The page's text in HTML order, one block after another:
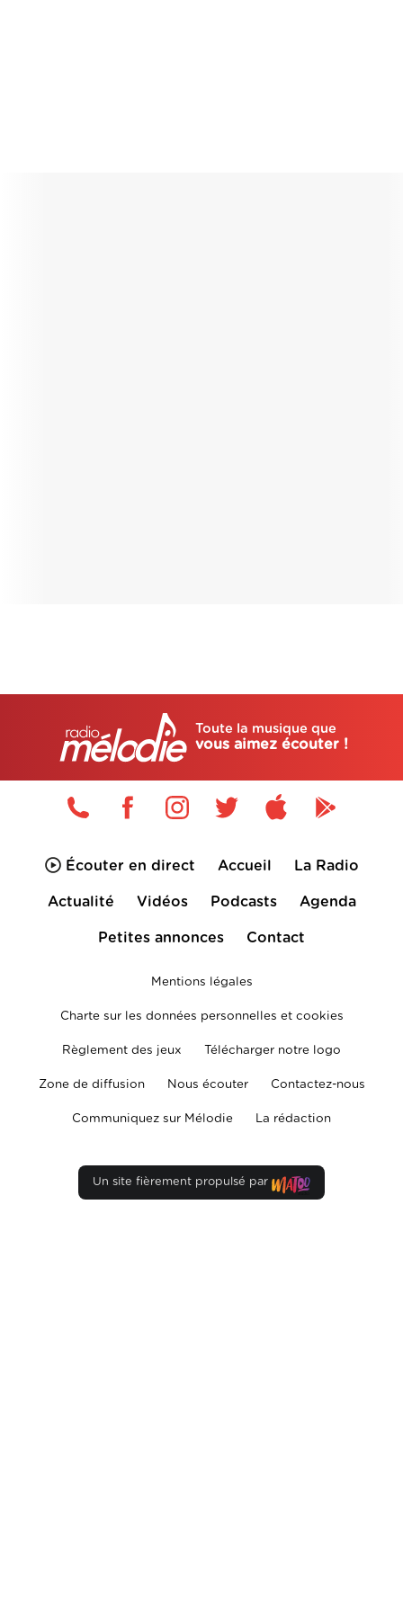
Toute la musique que
vous aimez écouter !
Écouter en direct Accueil La Radio
Actualité Vidéos Podcasts Agenda
Petites annonces Contact
Mentions légales
Charte sur les données personnelles et cookies
Règlement des jeux Télécharger notre logo
Zone de diffusion Nous écouter Contactez-nous
Communiquez sur Mélodie La rédaction
Un site fièrement propulsé par